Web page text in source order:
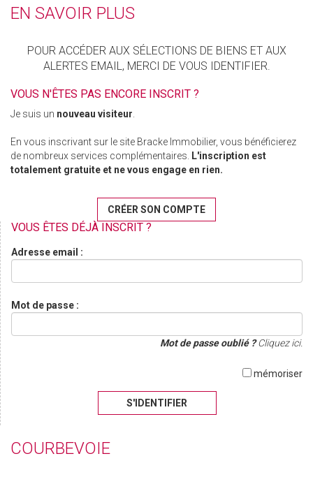
EN SAVOIR PLUS
POUR ACCÉDER AUX SÉLECTIONS DE BIENS ET AUX
ALERTES EMAIL, MERCI DE VOUS IDENTIFIER.
VOUS N'ÊTES PAS ENCORE INSCRIT ?
Je suis un nouveau visiteur.
En vous inscrivant sur le site Bracke Immobilier, vous bénéficierez
de nombreux services complémentaires. L'inscription est
totalement gratuite et ne vous engage en rien.
CRÉER SON COMPTE
VOUS ÊTES DÉJÀ INSCRIT ?
Adresse email :
Mot de passe :
Mot de passe oublié ?Cliquez ici.
mémoriser
S'IDENTIFIER
COURBEVOIE